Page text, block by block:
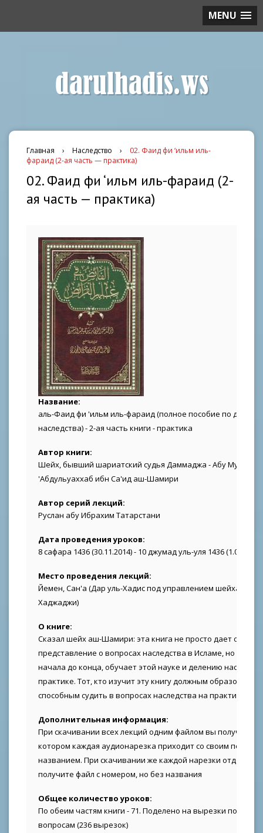
MENU
darulhadis.ws
Главная › Наследство ›
02. Фаид фи ‘ильм иль-
фараид (2-ая часть — практика)
02. Фаид фи ‘ильм иль-фараид (2-
ая часть — практика)
Название:
аль-Фаид фи 'ильм иль-фараид (полное пособие по
наследства) - 2-ая часть книги - практика
Автор книги:
Шейх, бывший шариатский судья Даммаджа - Абу
'Абдульуаххаб ибн Са'ид аш-Шамири
Автор серий лекций:
Руслан абу Ибрахим Татарстани
Дата проведения уроков:
8 сафара 1436 (30.11.2014) - 10 джумад уль-уля 1436 (1.03.2015)
Место проведения лекций:
Йемен, Сан'а (Дар уль-Хадис под управлением шейха 'Али
Хаджаджи)
О книге:
Сказал шейх аш-Шамири: эта книга не просто дает общее
представление о вопросах наследства в Исламе, но
начала до конца, обучает этой науке и делению
практике. Тот, кто изучит эту книгу должным образом,
способным судить в вопросах наследства на практике
Дополнительная информация:
При скачивании всех лекций одним файлом вы получите
котором каждая аудионарезка приходит со своим полным
названием. При скачивании же каждой нарезки
получите файл с номером, но без названия
Общее количество уроков:
По обеим частям книги - 71. Поделено на вырезки по
вопросам (236 вырезок)